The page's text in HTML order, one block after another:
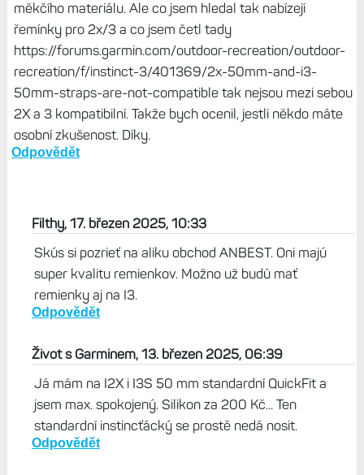
měkčího materiálu. Ale co jsem hledal tak nabízejí
řemínky pro 2x/3 a co jsem četl tady
https://forums.garmin.com/outdoor-recreation/outdoor-
recreation/f/instinct-3/401369/2x-50mm-and-i3-
50mm-straps-are-not-compatible tak nejsou mezi sebou
2X a 3 kompatibilní. Takže bych ocenil, jestli někdo máte
osobní zkušenost. Díky.
Odpovědět
Filthy, 17. březen 2025, 10:33
Skús si pozrieť na aliku obchod ANBEST. Oni majú
super kvalitu remienkov. Možno už budú mať
remienky aj na I3.
Odpovědět
Život s Garminem, 13. březen 2025, 06:39
Já mám na I2X i I3S 50 mm standardní QuickFit a
jsem max. spokojený. Silikon za 200 Kč... Ten
standardní instincťácký se prostě nedá nosit.
Odpovědět